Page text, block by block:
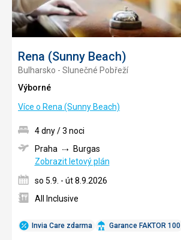
Rena (Sunny Beach)
Bulharsko - Slunečné Pobřeží
Výborné
Více o Rena (Sunny Beach)
Invia Care zdarma Garance FAKTOR 100
4 dny / 3 noci
Praha
Burgas
Zobrazit letový plán
so 5.9. - út 8.9.2026
All Inclusive